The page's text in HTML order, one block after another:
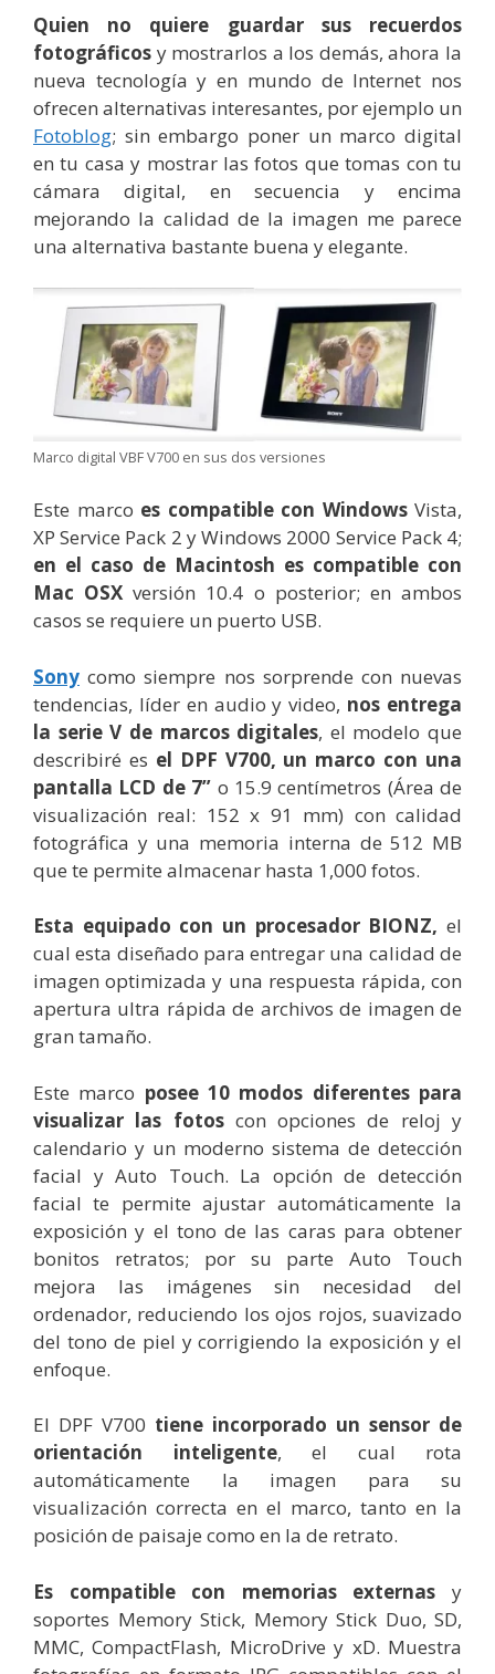
Quien no quiere guardar sus recuerdos
fotográficos y mostrarlos a los demás, ahora la
nueva tecnología y en mundo de Internet nos
ofrecen alternativas interesantes, por ejemplo un
Fotoblog; sin embargo poner un marco digital
en tu casa y mostrar las fotos que tomas con tu
cámara digital, en secuencia y encima
mejorando la calidad de la imagen me parece
una alternativa bastante buena y elegante.
Marco digital VBF V700 en sus dos versiones
Este marco es compatible con WindowsVista,
XP Service Pack 2 y Windows 2000 Service Pack 4;
en el caso de Macintosh es compatible con
Mac OSX versión 10.4 o posterior; en ambos
casos se requiere un puerto USB.
Sony como siempre nos sorprende con nuevas
tendencias, líder en audio y video, nos entrega
la serie V de marcos digitales, el modelo que
describiré es el DPF V700, un marco con una
pantalla LCD de 7” o 15.9 centímetros (Área de
visualización real: 152 x 91 mm) con calidad
fotográfica y una memoria interna de 512 MB
que te permite almacenar hasta 1,000 fotos.
Esta equipado con un procesador BIONZ, el
cual esta diseñado para entregar una calidad de
imagen optimizada y una respuesta rápida, con
apertura ultra rápida de archivos de imagen de
gran tamaño.
Este marco posee 10 modos diferentes para
visualizar las fotoscon opciones de reloj y
calendario y un moderno sistema de detección
facial y Auto Touch. La opción de detección
facial te permite ajustar automáticamente la
exposición y el tono de las caras para obtener
bonitos retratos; por su parte Auto Touch
mejora las imágenes sin necesidad del
ordenador, reduciendo los ojos rojos, suavizado
del tono de piel y corrigiendo la exposición y el
enfoque.
El DPF V700 tiene incorporado un sensor de
orientación inteligente, el cual rota
automáticamente la imagen para su
visualización correcta en el marco, tanto en la
posición de paisaje como en la de retrato.
Es compatible con memorias externas y
soportes Memory Stick, Memory Stick Duo, SD,
MMC, CompactFlash, MicroDrive y xD. Muestra